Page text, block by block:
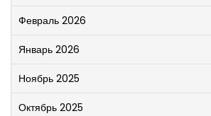
Февраль 2026
Январь 2026
Ноябрь 2025
Октябрь 2025